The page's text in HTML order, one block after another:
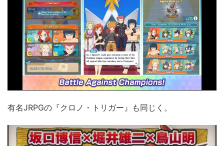
有名JRPGの『クロノ・トリガー』も同じく。